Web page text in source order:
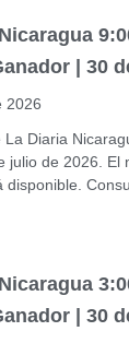
| 30
2026
La Diaria
julio de 2026. El
disponible.
| 30